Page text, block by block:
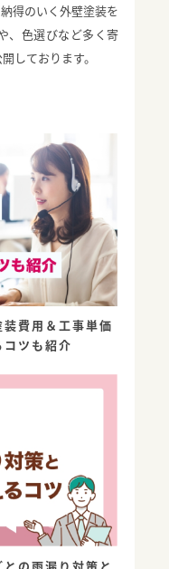
得のいく外壁塗装を
、色選びなど多く寄
しております。
費用＆工事単価
ツも紹介